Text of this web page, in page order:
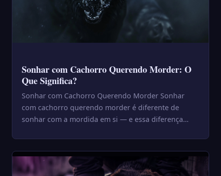
Sonhar com Cachorro Querendo Morder: O
Que Significa?
Sonhar com Cachorro Querendo Morder Sonhar
com cachorro querendo morder é diferente de
sonhar com a mordida em si — e essa diferença